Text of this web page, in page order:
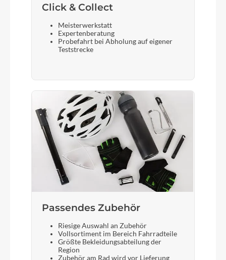
Crankbrothers Highline Ø34.9 mm / up to 150
Click & Collect
Meisterwerkstatt
Expertenberatung
Probefahrt bei Abholung auf eigener
Teststrecke
Passendes Zubehör
Riesige Auswahl an Zubehör
Vollsortiment im Bereich Fahrradteile
Größte Bekleidungsabteilung der
Region
Zubehör am Rad wird vor Lieferung